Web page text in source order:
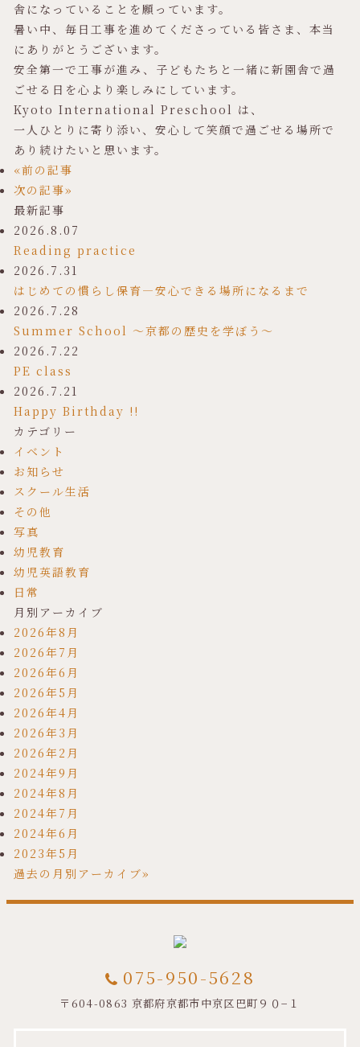
舎になっていることを願っています。
暑い中、毎日工事を進めてくださっている皆さま、本当
にありがとうございます。
安全第一で工事が進み、子どもたちと一緒に新園舎で過
ごせる日を心より楽しみにしています。
Kyoto International Preschool は、
一人ひとりに寄り添い、安心して笑顔で過ごせる場所で
あり続けたいと思います。
«前の記事
次の記事»
最新記事
2026.8.07
Reading practice
2026.7.31
はじめての慣らし保育―安心できる場所になるまで
2026.7.28
Summer School ～京都の歴史を学ぼう～
2026.7.22
PE class
2026.7.21
Happy Birthday !!
カテゴリー
イベント
お知らせ
スクール生活
その他
写真
幼児教育
幼児英語教育
日常
月別アーカイブ
2026年8月
2026年7月
2026年6月
2026年5月
2026年4月
2026年3月
2026年2月
2024年9月
2024年8月
2024年7月
2024年6月
2023年5月
過去の月別アーカイブ»
075-950-5628
〒604-0863 京都府京都市中京区巴町９０−１